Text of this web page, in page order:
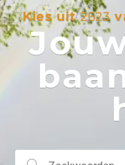
Kies uit2623